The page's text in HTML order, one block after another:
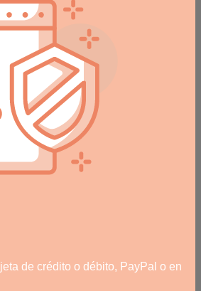
de crédito o débito, PayPal o en